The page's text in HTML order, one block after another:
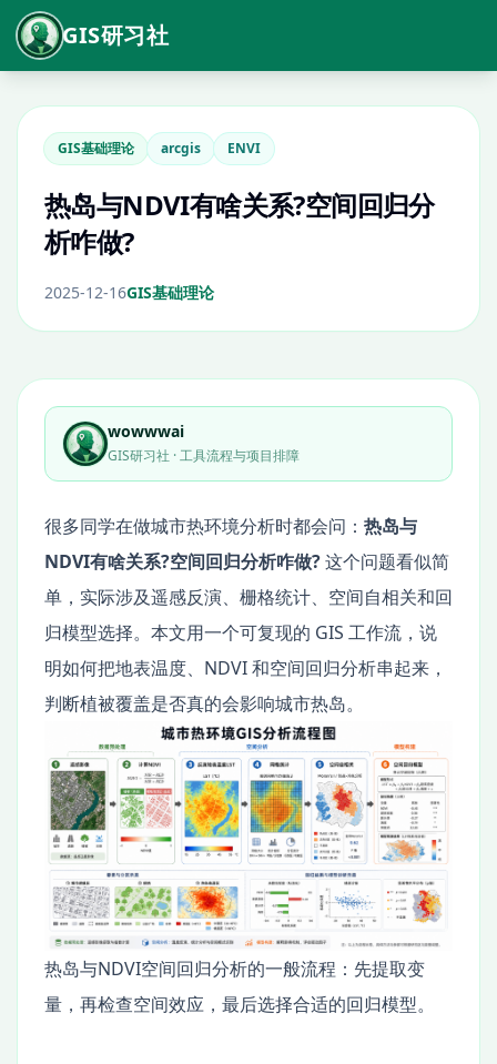
GIS研习社
GIS基础理论 arcgis ENVI
热岛与NDVI有啥关系?空间回归分
析咋做?
2025-12-16GIS基础理论
wowwwai
GIS研习社 · 工具流程与项目排障
很多同学在做城市热环境分析时都会问： 热岛与
NDVI有啥关系?空间回归分析咋做?这个问题看似简
单，实际涉及遥感反演、栅格统计、空间自相关和回
归模型选择。本文用一个可复现的 GIS 工作流，说
明如何把地表温度、NDVI 和空间回归分析串起来，
判断植被覆盖是否真的会影响城市热岛。
热岛与NDVI空间回归分析的一般流程：先提取变
量，再检查空间效应，最后选择合适的回归模型。